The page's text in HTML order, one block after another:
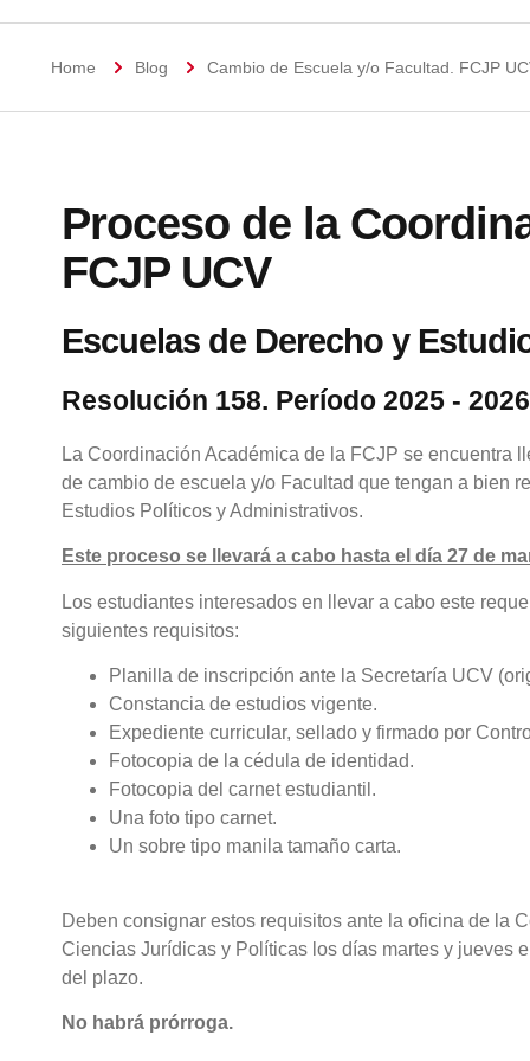
Home Blog Cambio de Escuela y/o Facultad. FCJP
Proceso de la
FCJP UCV
Escuelas de Derecho y
Resolución 158. Período 2025 - 2026
La Coordinación Académica de la FCJP se
de cambio de escuela y/o Facultad que tengan a bien
Estudios Políticos y Administrativos.
Este proceso se llevará a cabo hasta el día 27 de
Los estudiantes interesados en llevar a cabo este
siguientes requisitos:
Planilla de inscripción ante la Secretaría UCV
Constancia de estudios vigente.
Expediente curricular, sellado y firmado por
Fotocopia de la cédula de identidad.
Fotocopia del carnet estudiantil.
Una foto tipo carnet.
Un sobre tipo manila tamaño carta.
Deben consignar estos requisitos ante la oficina de la
Ciencias Jurídicas y Políticas los días martes y jueves
del plazo.
No habrá prórroga.